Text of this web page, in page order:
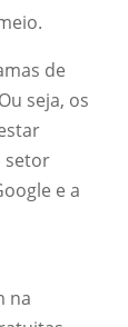
de
seja, os
setor
e a
na